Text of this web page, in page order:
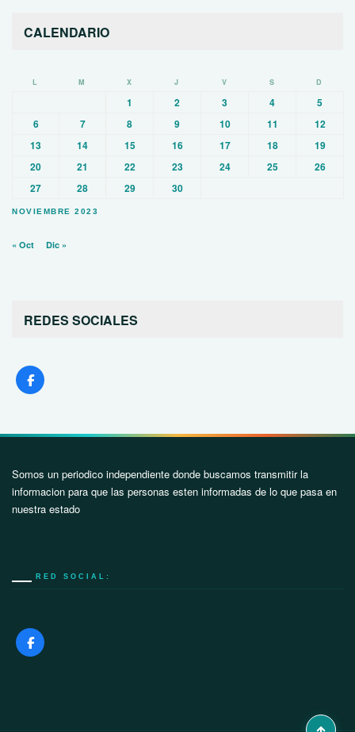
CALENDARIO
NOVIEMBRE 2023
L M X J V S D
1 2 3 4
5
6
7 8 9 10 11
12
13
14 15 16 17 18
19
20
21 22 23 24 25
26
27
28 29 30
« Oct Dic »
REDES SOCIALES
Somos un periodico independiente donde buscamos transmitir la
informacion para que las personas esten informadas de lo que pasa en
nuestra estado
RED SOCIAL: